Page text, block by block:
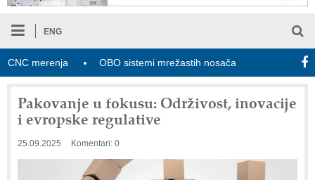
ENG
merenja OBO sistemi mrežastih nosača kablova Novi
Pakovanje u fokusu: Održivost, inovacije
i evropske regulative
25.09.2025 Komentari: 0